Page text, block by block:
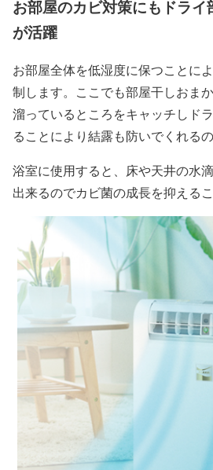
お部屋のカビ対策にもドライ
が活躍
お部屋全体を低湿度に保つことに
制します。ここでも部屋干しおま
溜っているところをキャッチしド
ることにより結露も防いでくれるの
浴室に使用すると、床や天井の水
出来るのでカビ菌の成長を抑えるこ